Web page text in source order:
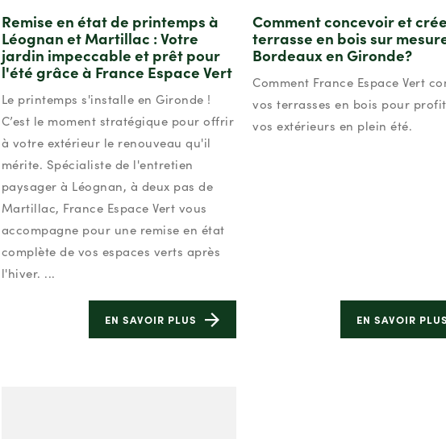
Remise en état de printemps à
Léognan et Martillac : Votre
jardin impeccable et prêt pour
l'été grâce à France Espace Vert
Le printemps s'installe en Gironde !
C’est le moment stratégique pour offrir
à votre extérieur le renouveau qu'il
mérite. Spécialiste de l'entretien
paysager à Léognan, à deux pas de
Martillac, France Espace Vert vous
accompagne pour une remise en état
complète de vos espaces verts après
l'hiver. ...
EN SAVOIR PLUS
Comment concevoir et
terrasse en bois sur
Bordeaux en Gironde?
Comment France Espace Vert
vos terrasses en bois pour
vos extérieurs en plein été.
EN SAVOIR PLUS